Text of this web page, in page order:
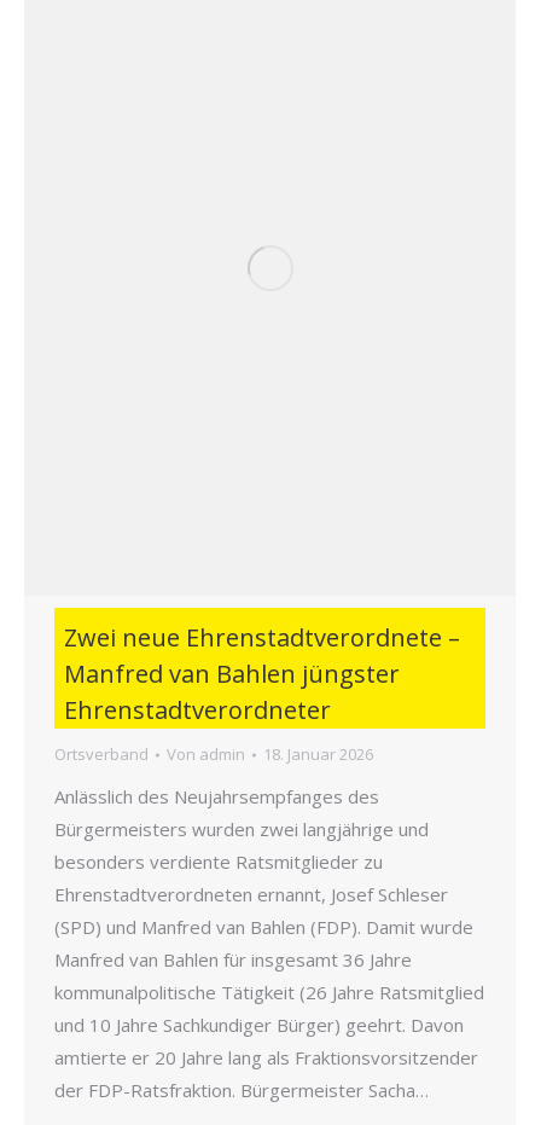
Zwei neue Ehrenstadtverordnete –
Manfred van Bahlen jüngster
Ehrenstadtverordneter
Ortsverband Von admin 18. Januar 2026
Anlässlich des Neujahrsempfanges des
Bürgermeisters wurden zwei langjährige und
besonders verdiente Ratsmitglieder zu
Ehrenstadtverordneten ernannt, Josef Schleser
(SPD) und Manfred van Bahlen (FDP). Damit wurde
Manfred van Bahlen für insgesamt 36 Jahre
kommunalpolitische Tätigkeit (26 Jahre Ratsmitglied
und 10 Jahre Sachkundiger Bürger) geehrt. Davon
amtierte er 20 Jahre lang als Fraktionsvorsitzender
der FDP-Ratsfraktion. Bürgermeister Sacha…